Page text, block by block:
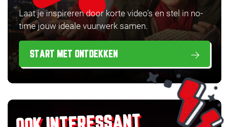
Laat je inspireren door korte video’s en stel in no-
time jouw ideale vuurwerk samen.
START MET ONTDEKKEN